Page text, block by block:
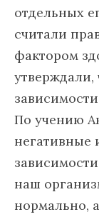
отдельных
считали
фактором
утверждали,
По учению
негативные
наш
нормально,